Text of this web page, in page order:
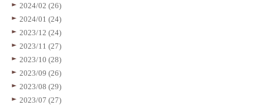
2024/02 (26)
2024/01 (24)
2023/12 (24)
2023/11 (27)
2023/10 (28)
2023/09 (26)
2023/08 (29)
2023/07 (27)